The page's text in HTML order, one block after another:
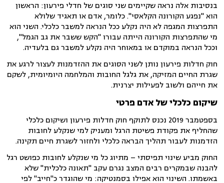
בנסיבות אלה נראה שקיימים שני סוגים של חדלי פירעון: הראשון
הוא "נפגע הקורונה הקלאסי". כלומר, אדם או תאגיד שלולא
התפרצות המגפה לא היה נקלע ככל הנראה למשבר כלכלי. השני הוא
מי שהתפרצות הקורונה הייתה עבורו "הקש ששבר את גב הגמל",
וככל הנראה במוקדם או במאוחר היה נקלע למשבר גם בלעדיה.
חוק חדלות פירעון נותן לשני הסוגים את ההזדמנות לעצור לרגע את
שגרת החיים המזיקה, את גלגל החובות והמלחמה היומיומית, לשקם
את חייהם ולשוב לפעילות יצרנית.
שיקום כלכלי של אדם פרטי
בספטמבר 2019 נכנס לתוקף חוק חדלות פירעון ושיקום כלכלי
שהחליף את פקודת פשיטת הרגל ומעניק למי שנקלע לחובות
הזדמנות לעבור תהליך הבראה כלכלי ולחזור לשגרת חיים תקינה.
החוק מביע שינוי תפיסתי – מתיוג כל מי שנקלע לחובות כפושט רגל
להבנה שבמקרים רבים המצב נגרם עקב "תאונה כלכלית" שלא
באשמתו. השינוי הוא אפילו בסמנטיקה: מי שהוגדר כ"חייב" לפי